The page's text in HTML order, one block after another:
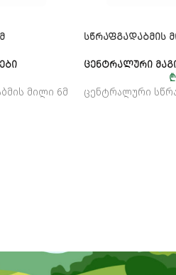
მილი 6მ
ᲡᲬᲠᲐᲤᲒᲐᲓᲐᲑᲛᲘᲡ
ᲪᲔᲜᲢᲠᲐᲚᲣᲠᲘ
₾
ცენტრალური